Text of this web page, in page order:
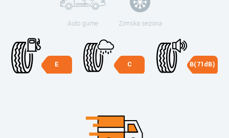
Auto gume Zimska sezona
E C B(71dB)